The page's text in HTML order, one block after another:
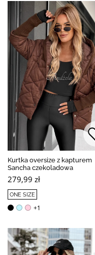
Kurtka oversize z kapturem
Sancha czekoladowa
279,99 zł
ONE SIZE
+1